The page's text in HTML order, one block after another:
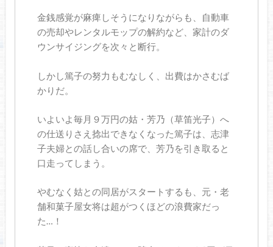
金銭感覚が麻痺しそうになりながらも、自動車
の売却やレンタルモップの解約など、家計のダ
ウンサイジングを次々と断行。
しかし篤子の努力もむなしく、出費はかさむば
かりだ。
いよいよ毎月９万円の姑・芳乃（草笛光子）へ
の仕送りさえ捻出できなくなった篤子は、志津
子夫婦との話し合いの席で、芳乃を引き取ると
口走ってしまう。
やむなく姑との同居がスタートするも、元・老
舗和菓子屋女将は超がつくほどの浪費家だっ
た…！